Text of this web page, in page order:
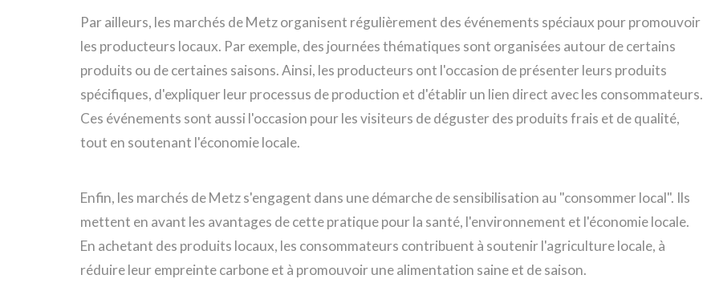
Par ailleurs, les marchés de Metz organisent régulièrement des événements spéciaux pour promouvoir
les producteurs locaux. Par exemple, des journées thématiques sont organisées autour de certains
produits ou de certaines saisons. Ainsi, les producteurs ont l'occasion de présenter leurs produits
spécifiques, d'expliquer leur processus de production et d'établir un lien direct avec les consommateurs.
Ces événements sont aussi l'occasion pour les visiteurs de déguster des produits frais et de qualité,
tout en soutenant l'économie locale.
Enfin, les marchés de Metz s'engagent dans une démarche de sensibilisation au "consommer local". Ils
mettent en avant les avantages de cette pratique pour la santé, l'environnement et l'économie locale.
En achetant des produits locaux, les consommateurs contribuent à soutenir l'agriculture locale, à
réduire leur empreinte carbone et à promouvoir une alimentation saine et de saison.